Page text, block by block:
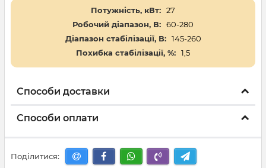
Потужність, кВт: 27
Робочий діапазон, В: 60-280
Діапазон стабілізації, В: 145-260
Похибка стабілізації, %: 1,5
Способи доставки
Способи оплати
Поділитися: